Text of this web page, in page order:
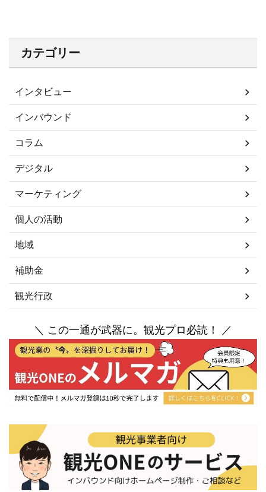
カテゴリー
インタビュー
インバウンド
コラム
デジタル
マーケティング
個人の活動
地域
補助金
観光行政
＼ この一通が武器に。観光プロ必読！ ／